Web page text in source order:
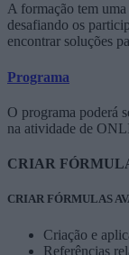
A formação tem uma
desafiando os
encontrar soluções
Programa
O programa poderá
na atividade de
CRIAR
CRIAR FÓRMULAS
Criação e
Referências